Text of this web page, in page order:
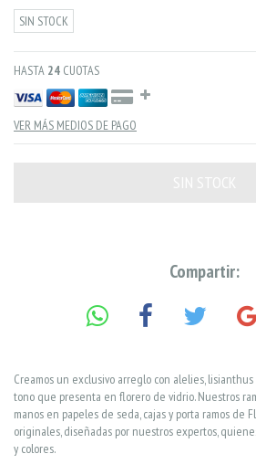
SIN STOCK
HASTA 24 CUOTAS
VER MÁS MEDIOS DE PAGO
Compartir:
Creamos un exclusivo arreglo con alelies,
tono que presenta en florero de vidrio. Nuestros
manos en papeles de seda, cajas y porta ramos de
originales, diseñadas por nuestros expertos,
y colores.